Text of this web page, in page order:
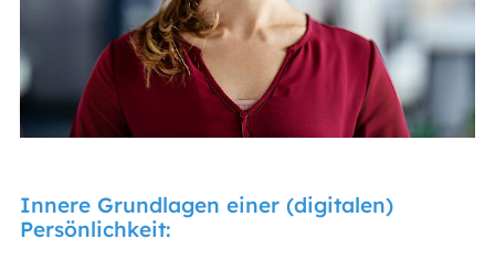
Innere Grundlagen einer (digitalen)
Persönlichkeit: